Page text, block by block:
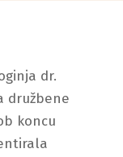
dr.
družbene
koncu